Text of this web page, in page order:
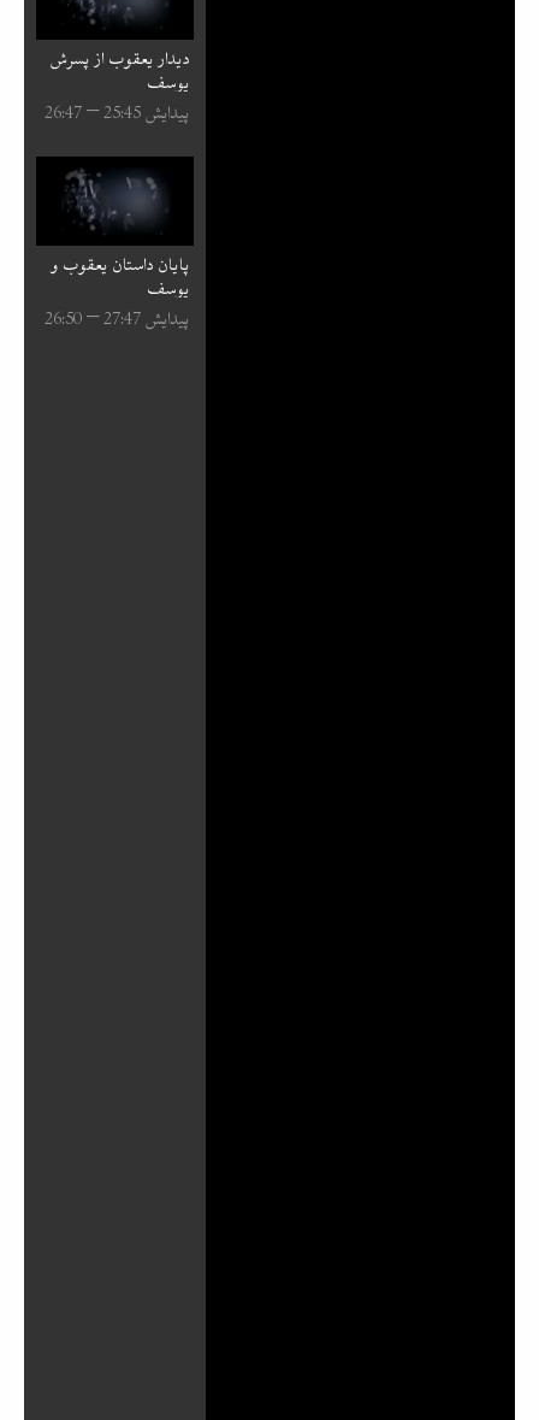
دیدار یعقوب از پسرش
یوسف
پیدایش 45:⁧25⁩ – 47:⁧26⁩
پایان داستان یعقوب و
یوسف
پیدایش 47:⁧27⁩ – 50:⁧26⁩